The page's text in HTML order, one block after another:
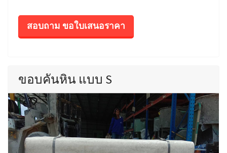
สอบถาม ขอใบเสนอราคา
ขอบคันหิน แบบ S